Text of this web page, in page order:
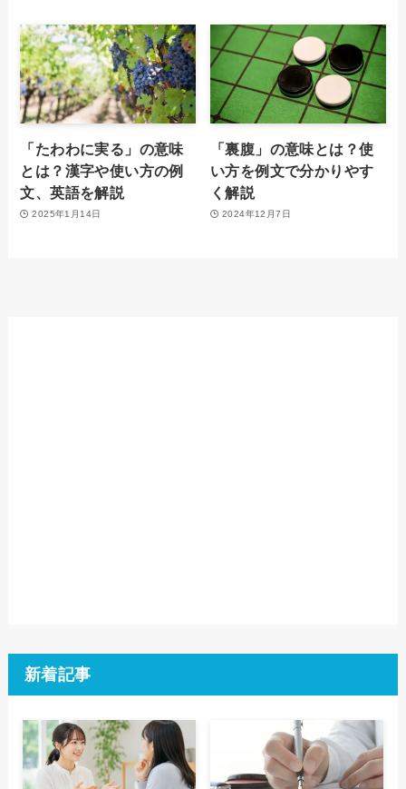
「たわわに実る」の意味
とは？漢字や使い方の例
文、英語を解説
2025年1月14日
「裏腹」の意味とは？使
い方を例文で分かりやす
く解説
2024年12月7日
新着記事